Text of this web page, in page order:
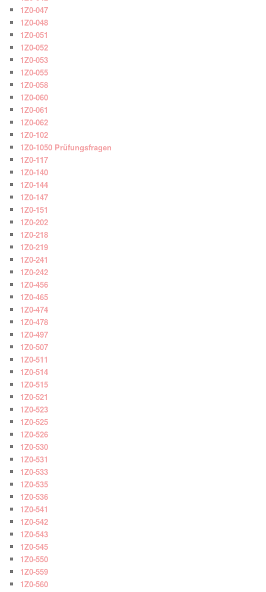
1Z0-047
1Z0-048
1Z0-051
1Z0-052
1Z0-053
1Z0-055
1Z0-058
1Z0-060
1Z0-061
1Z0-062
1Z0-102
1Z0-1050 Prüfungsfragen
1Z0-117
1Z0-140
1Z0-144
1Z0-147
1Z0-151
1Z0-202
1Z0-218
1Z0-219
1Z0-241
1Z0-242
1Z0-456
1Z0-465
1Z0-474
1Z0-478
1Z0-497
1Z0-507
1Z0-511
1Z0-514
1Z0-515
1Z0-521
1Z0-523
1Z0-525
1Z0-526
1Z0-530
1Z0-531
1Z0-533
1Z0-535
1Z0-536
1Z0-541
1Z0-542
1Z0-543
1Z0-545
1Z0-550
1Z0-559
1Z0-560